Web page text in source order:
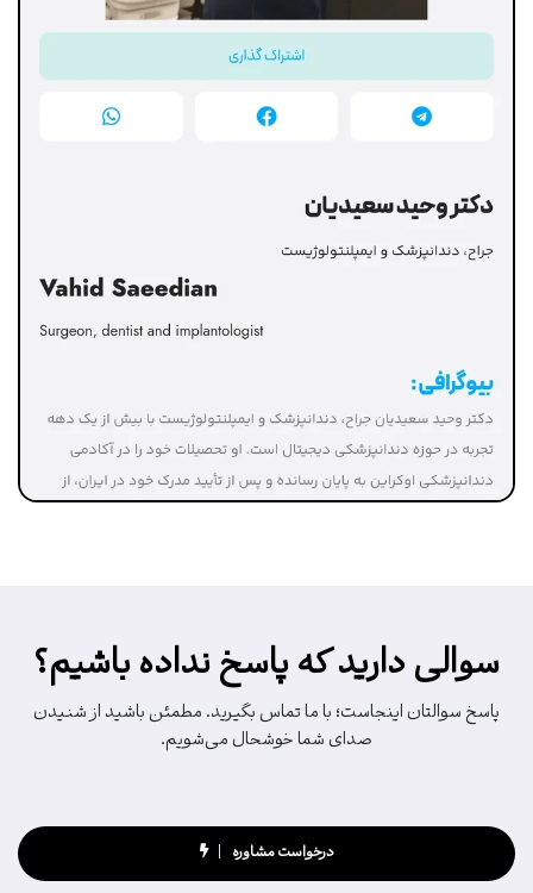
سوالی دارید که پاسخ نداده باشیم؟
پاسخ سوالتان اینجاست؛ با ما تماس بگیرید. مطمئن باشید از شنیدن
صدای شما خوشحال می‌شویم.
درخواست مشاوره